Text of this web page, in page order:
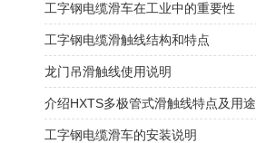
工字钢电缆滑车在工业中的重要性
工字钢电缆滑触线结构和特点
龙门吊滑触线使用说明
介绍HXTS多极管式滑触线特点及用途
工字钢电缆滑车的安装说明